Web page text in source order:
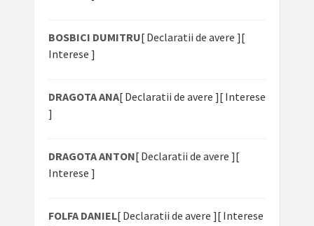
BOSBICI DUMITRU[ Declaratii de avere ][
Interese ]
DRAGOTA ANA[ Declaratii de avere ][ Interese
]
DRAGOTA ANTON[ Declaratii de avere ][
Interese ]
FOLFA DANIEL[ Declaratii de avere ][ Interese